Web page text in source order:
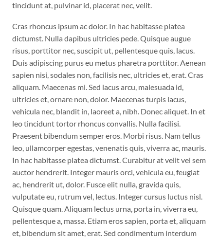
tincidunt at, pulvinar id, placerat nec, velit.
Cras rhoncus ipsum ac dolor. In hac habitasse platea
dictumst. Nulla dapibus ultricies pede. Quisque augue
risus, porttitor nec, suscipit ut, pellentesque quis, lacus.
Duis adipiscing purus eu metus pharetra porttitor. Aenean
sapien nisi, sodales non, facilisis nec, ultricies et, erat. Cras
aliquam. Maecenas mi. Sed lacus arcu, malesuada id,
ultricies et, ornare non, dolor. Maecenas turpis lacus,
vehicula nec, blandit in, laoreet a, nibh. Donec aliquet. In et
leo tincidunt tortor rhoncus convallis. Nulla facilisi.
Praesent bibendum semper eros. Morbi risus. Nam tellus
leo, ullamcorper egestas, venenatis quis, viverra ac, mauris.
In hac habitasse platea dictumst. Curabitur at velit vel sem
auctor hendrerit. Integer mauris orci, vehicula eu, feugiat
ac, hendrerit ut, dolor. Fusce elit nulla, gravida quis,
vulputate eu, rutrum vel, lectus. Integer cursus luctus nisl.
Quisque quam. Aliquam lectus urna, porta in, viverra eu,
pellentesque a, massa. Etiam eros sapien, porta et, aliquam
et, bibendum sit amet, erat. Sed condimentum interdum